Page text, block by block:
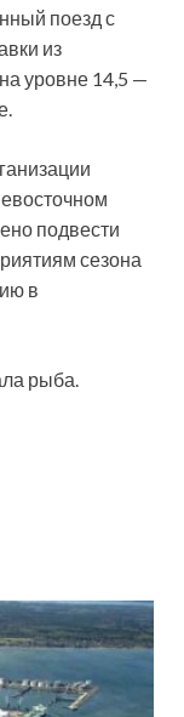
поезд с
из
уровне 14,5 —
подвести
сезона
в
рыба.